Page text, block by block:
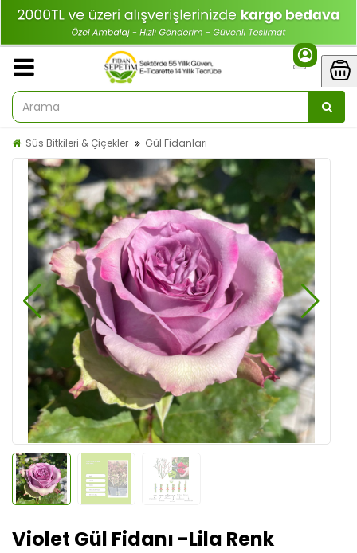
Süs Bitkileri & Çiçekler Gül Fidanları
Violet Gül Fidanı -Lila Renk